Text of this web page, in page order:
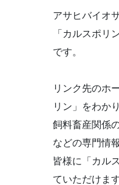
アサヒバイオ
「カルスポリ
です。
リンク先のホ
リン」をわか
飼料畜産関係
などの専門情
皆様に「カル
ていただけます